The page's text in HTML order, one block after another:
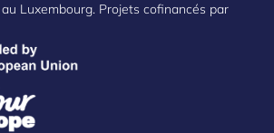
Luxembourg. Projets cofinancés par